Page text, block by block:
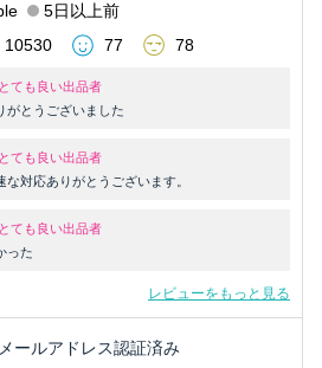
5日以上前
10530
77 78
とても良い出品者
がとうございました
とても良い出品者
な対応ありがとうございます。
とても良い出品者
った
レビューをもっと見る
メールアドレス認証済み